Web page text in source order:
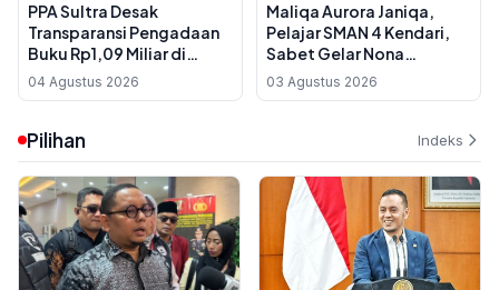
PPA Sultra Desak
Transparansi Pengadaan
Buku Rp1,09 Miliar di
Konawe, Plt Kadis Dikbud
Buka Suara soal Dua
04 Agustus 2026
Maliqa Aurora Janiqa,
Pelajar SMAN 4 Kendari,
Sabet Gelar Nona
Indonesia Sultra 2026 dan
Siap Berlaga di
03 Agustus 2026
Pilihan Indeks